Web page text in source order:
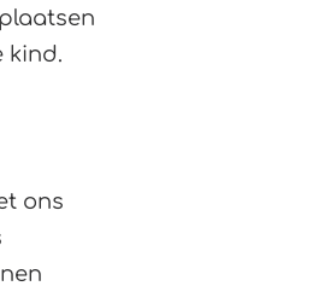
kind.
ons